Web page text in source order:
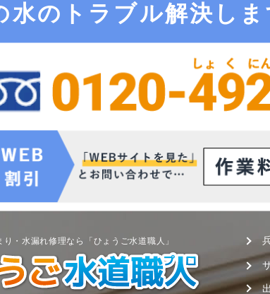
水のトラブル解決しま
・水漏れ修理なら「ひょうご水道職人」